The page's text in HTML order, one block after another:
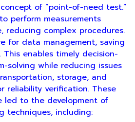
of “point-of-need test.”
perform measurements
reducing complex procedures.
for data management, saving
enables timely decision-
solving while reducing issues
storage, and
reliability verification. These
led to the development of
techniques, including: